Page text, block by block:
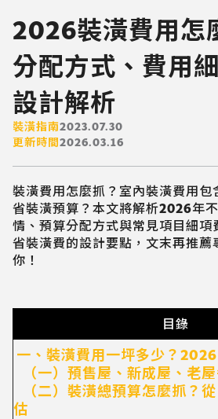
2026裝潢費用怎
分配方式、費用
設計解析
裝潢指南2023.07.30
更新時間2026.03.16
裝潢費用怎麼抓？室內裝潢費用包
省裝潢預算？本文將解析2026年
情、預算分配方式與常見項目細項
省裝潢費的設計要點，文末再推薦
你！
目錄
一、裝潢費用一坪多少？2026
（一）預售屋、新成屋、老
（二）裝潢總預算怎麼抓？
估